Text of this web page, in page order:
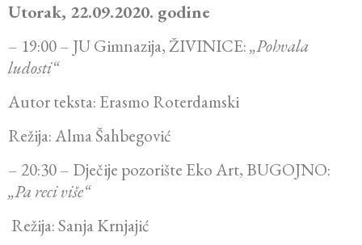
Utorak, 22.09.2020. godine
– 19:00 – JU Gimnazija, ŽIVINICE:„Pohvala
ludosti“
Autor teksta: Erasmo Roterdamski
Režija: Alma Šahbegović
– 20:30 – Dječije pozorište Eko Art, BUGOJNO:
„Pa reci više“
Režija: Sanja Krnjajić